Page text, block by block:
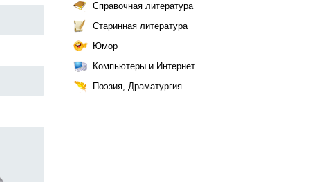
Справочная литература
Старинная литература
Юмор
Компьютеры и Интернет
Поэзия, Драматургия